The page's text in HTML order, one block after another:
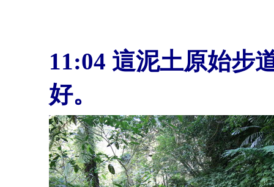
11:04 這泥土原始步
好。